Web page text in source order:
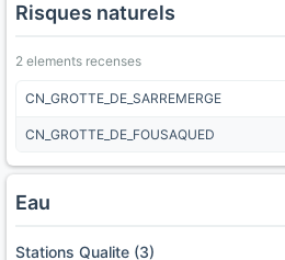
Risques naturels
2 elements recenses
CN_GROTTE_DE_SARREMERGE
CN_GROTTE_DE_FOUSAQUED
Eau
Stations Qualite (3)